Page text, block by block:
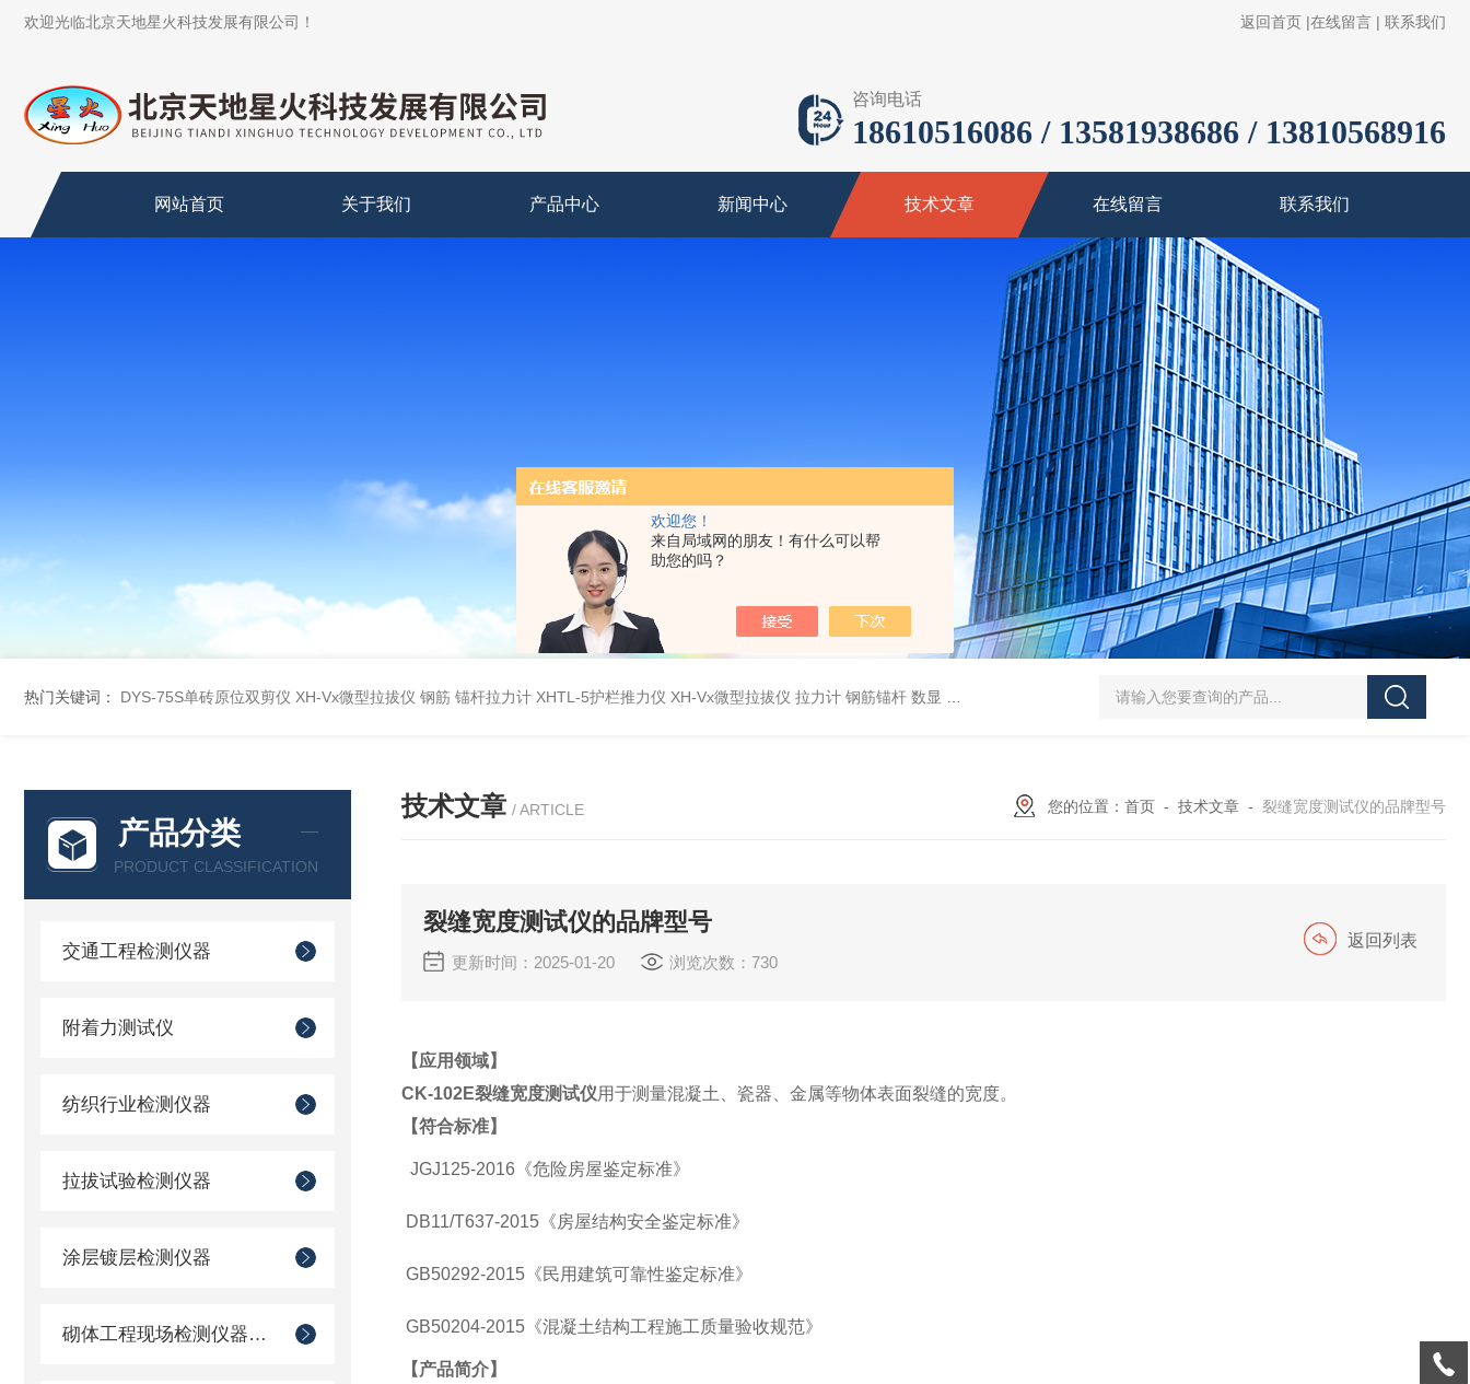
欢迎您！
来自局域网的朋友！有什么可以帮
助您的吗？
欢迎光临北京天地星火科技发展有限公司！ 返回首页 |在线留言 | 联系我们
咨询电话
18610516086 / 13581938686 / 13810568916
网站首页 关于我们 产品中心 新闻中心 技术文章 在线留言 联系我们
热门关键词： DYS-75S单砖原位双剪仪 XH-Vx微型拉拔仪 钢筋 锚杆拉力计 XHTL-5护栏推力仪 XH-Vx微型拉拔仪 拉力计 钢筋锚杆 数显 QCJ-50/100型漆膜落锤冲击测试仪交通U型板 ZTT-970C通信管道静摩擦系
产品分类
PRODUCT CLASSIFICATION
交通工程检测仪器
附着力测试仪
纺织行业检测仪器
拉拔试验检测仪器
涂层镀层检测仪器
砌体工程现场检测仪器仪表
技术文章 / ARTICLE 您的位置： 首页 - 技术文章 - 裂缝宽度测试仪的品牌型号
裂缝宽度测试仪的品牌型号
更新时间：2025-01-20 浏览次数：730
返回列表
【应用领域】
CK-102E裂缝宽度测试仪用于测量混凝土、瓷器、金属等物体表面裂缝的宽度。
【符合标准】
JGJ125-2016《危险房屋鉴定标准》
DB11/T637-2015《房屋结构安全鉴定标准》
GB50292-2015《民用建筑可靠性鉴定标准》
GB50204-2015《混凝土结构工程施工质量验收规范》
【产品简介】